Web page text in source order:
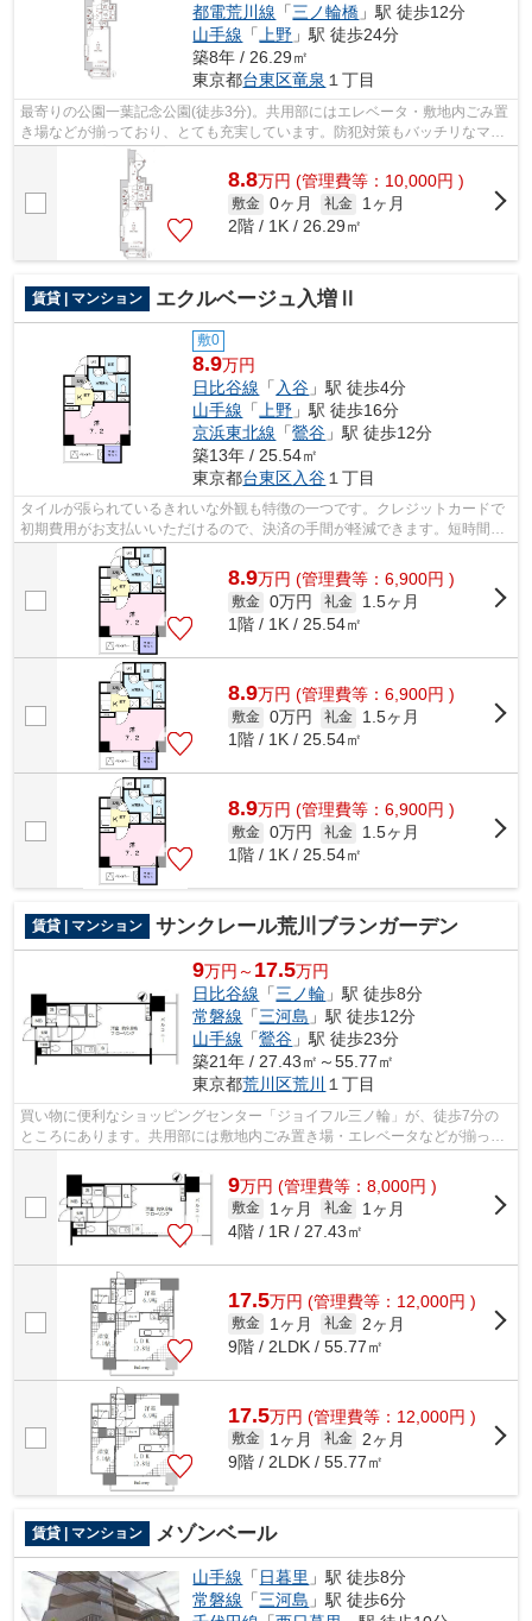
都電荒川線 「三ノ輪橋 」駅 徒歩12分
山手線 「 上野 」駅 徒歩24分
築8年 / 26.29㎡
東京都台東区竜泉 １丁目
最寄りの公園一葉記念公園(徒歩3分)。共用部にはエレベータ・敷地内ごみ置
き場などが揃っており、とても充実しています。防犯対策もバッチリなマン
ションタイプの物件です。こちらは初...
8.8万円 (管理費等：10,000円 )
敷金 0ヶ月 礼金
1ヶ月
2階 / 1K / 26.29㎡
賃貸 | マンション エクルベージュ入増Ⅱ
敷0
8.9万円
日比谷線 「 入谷 」駅 徒歩4分
山手線 「 上野 」駅 徒歩16分
京浜東北線 「鶯谷 」駅 徒歩12分
築13年 / 25.54㎡
東京都台東区入谷 １丁目
タイルが張られているきれいな外観も特徴の一つです。クレジットカードで
初期費用がお支払いいただけるので、決済の手間が軽減できます。短時間で
ごみ出しを終えられるように、敷地内...
8.9万円 (管理費等：6,900円 )
敷金 0万円 礼金
1.5ヶ月
1階 / 1K / 25.54㎡
8.9万円 (管理費等：6,900円 )
敷金 0万円 礼金
1.5ヶ月
1階 / 1K / 25.54㎡
8.9万円 (管理費等：6,900円 )
敷金 0万円 礼金
1.5ヶ月
1階 / 1K / 25.54㎡
賃貸 | マンション サンクレール荒川ブランガーデン
9万円～ 17.5万円
日比谷線 「三ノ輪 」駅 徒歩8分
常磐線 「三河島 」駅 徒歩12分
山手線 「鶯谷 」駅 徒歩23分
築21年 / 27.43㎡～55.77㎡
東京都荒川区荒川 １丁目
買い物に便利なショッピングセンター「ジョイフル三ノ輪」が、徒歩7分の
ところにあります。共用部には敷地内ごみ置き場・エレベータなどが揃って
9万円 (管理費等：8,000円 )
敷金 1ヶ月 礼金
1ヶ月
4階 / 1R / 27.43㎡
17.5万円 (管理費等：12,000円 )
敷金 1ヶ月 礼金
2ヶ月
9階 / 2LDK / 55.77㎡
17.5万円 (管理費等：12,000円 )
敷金 1ヶ月 礼金
2ヶ月
9階 / 2LDK / 55.77㎡
賃貸 | マンション メゾンベール
山手線 「 日暮里 」駅 徒歩8分
常磐線 「三河島 」駅 徒歩6分